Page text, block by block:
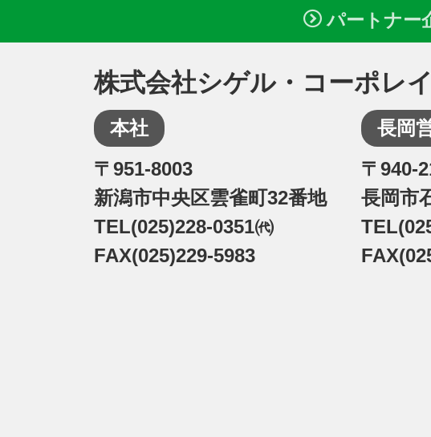
パートナー
株式会社シゲル・コーポレ
本社
〒951-8003
新潟市中央区雲雀町32番地
TEL(025)228-0351㈹
FAX(025)229-5983
長岡
〒940-
長岡市